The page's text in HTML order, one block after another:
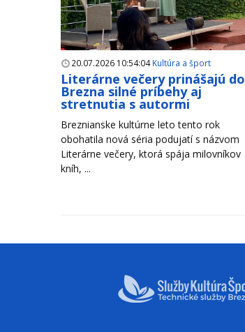
20.07.2026 10:54:04Kultúra a šport
Literárne večery prinášajú do
Brezna silné príbehy aj
stretnutia s autormi
Breznianske kultúrne leto tento rok
obohatila nová séria podujatí s názvom
Literárne večery, ktorá spája milovníkov
kníh, ...